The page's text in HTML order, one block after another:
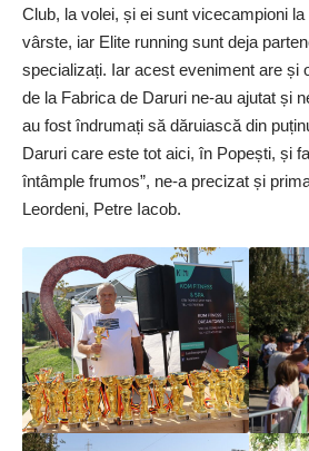
Club, la volei, și ei sunt vicecampioni
vârste, iar Elite running sunt deja
specializați. Iar acest eveniment are și
de la Fabrica de Daruri ne-au ajutat și
au fost îndrumați să dăruiască din
Daruri care este tot aici, în Popești, și
întâmple frumos”, ne-a precizat și
Leordeni, Petre Iacob.